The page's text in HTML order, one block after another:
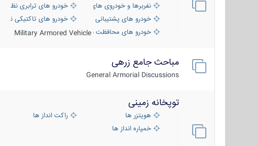
نفربرها و خودروی های رزمی پیاده نظامخودرو های ترابری نظامی
خودرو های پشتیبانی آتش ، شناسایی و ضد تانک
خودرو های تاکتیکی نظامی
خودرو های محافظت شدهMilitary Armored Vehicle
مباحث جامع زرهی
General Armorial Discussions
توپخانه زمینی
هویتزر ها
راکت انداز ها
خمپاره انداز ها